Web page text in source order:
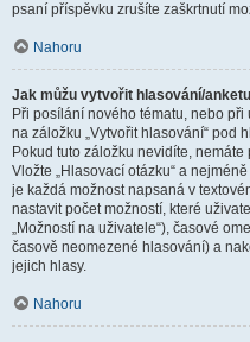
psaní příspěvku zrušíte zaškrtnutí
Nahoru
Jak můžu vytvořit hlasování/
Při posílání nového tématu, nebo
na záložku „Vytvořit hlasování“ pod
Pokud tuto záložku nevidíte,
Vložte „Hlasovací otázku“ a
je každá možnost napsaná v
nastavit počet možností, které
„Možností na uživatele“), časové
časově neomezené hlasování) a
jejich hlasy.
Nahoru